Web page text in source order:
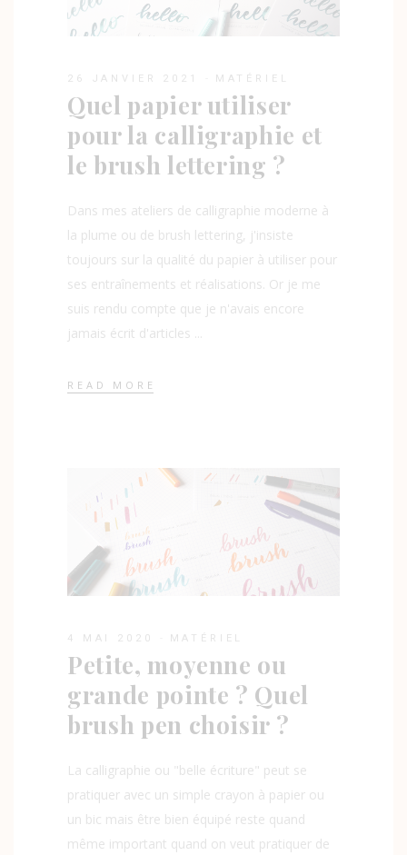
26 JANVIER 2021 MATÉRIEL
Quel papier utiliser
pour la calligraphie et
le brush lettering ?
Dans mes ateliers de calligraphie moderne à
la plume ou de brush lettering, j'insiste
toujours sur la qualité du papier à utiliser pour
ses entraînements et réalisations. Or je me
suis rendu compte que je n'avais encore
jamais écrit d'articles
READ MORE
4 MAI 2020 MATÉRIEL
Petite, moyenne ou
grande pointe ? Quel
brush pen choisir ?
La calligraphie ou "belle écriture" peut se
pratiquer avec un simple crayon à papier ou
un bic mais être bien équipé reste quand
même important quand on veut pratiquer de